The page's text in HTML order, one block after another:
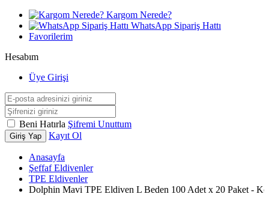
Kargom Nerede?
WhatsApp Sipariş Hattı
Favorilerim
Hesabım
Üye Girişi
Beni Hatırla Şifremi Unuttum
Giriş Yap Kayıt Ol
Anasayfa
Şeffaf Eldivenler
TPE Eldivenler
Dolphin Mavi TPE Eldiven L Beden 100 Adet x 20 Paket -